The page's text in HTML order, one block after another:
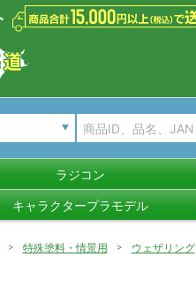
ラジコン
キャラクタープラモデル
特殊塗料・情景用 ウェザリング